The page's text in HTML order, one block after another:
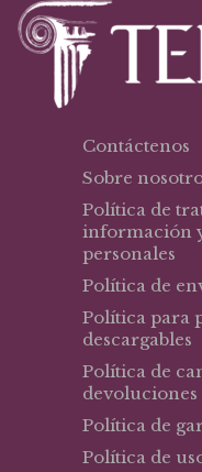
Contáctenos
Sobre
Política de
información
personales
Política de
Política para
descargables
Política de
devoluciones
Política de
Política de